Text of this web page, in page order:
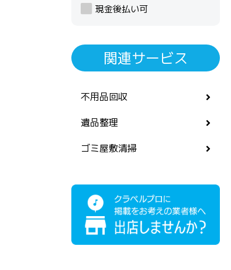
現金後払い可
関連サービス
不用品回収
遺品整理
ゴミ屋敷清掃